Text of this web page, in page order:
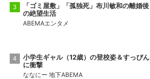
「ゴミ屋敷」「孤独死」布川敏和の離婚後
の絶望生活
ABEMAエンタメ
小学生ギャル（12歳）の登校姿＆すっぴん
に衝撃
ななにー 地下ABEMA